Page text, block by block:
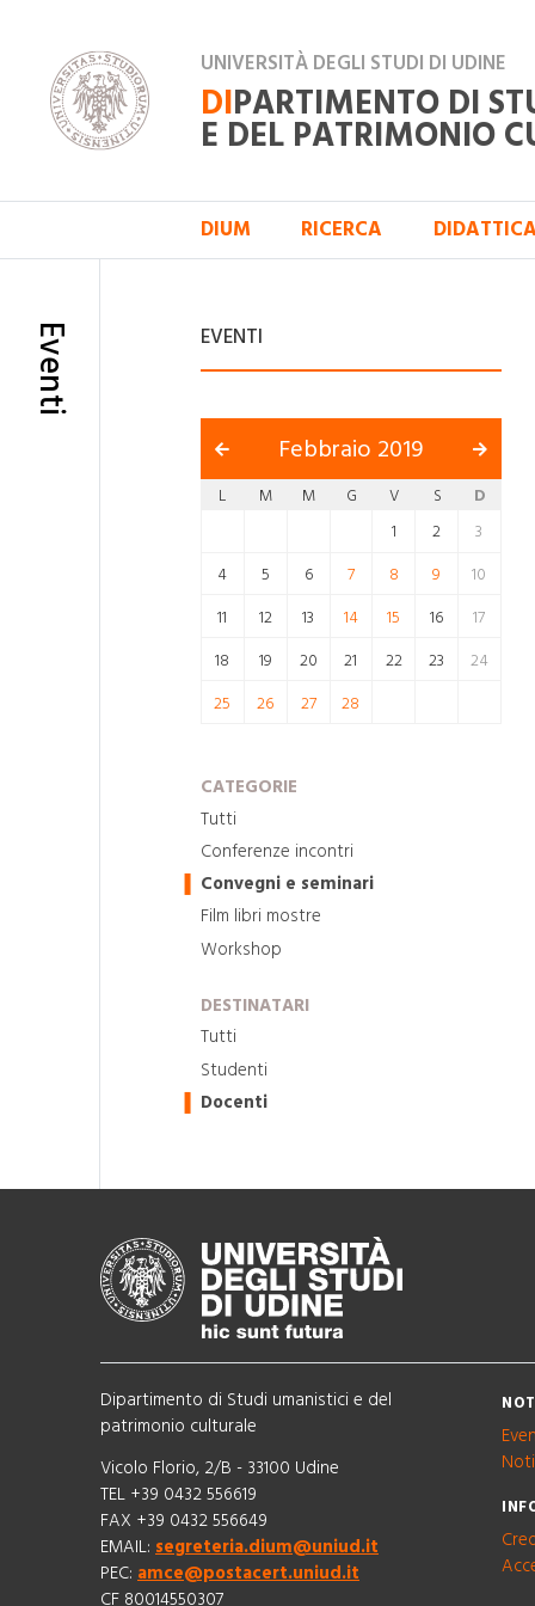
UNIVERSITÀ DEGLI STUDI DI UDINE
DIPARTIMENTO DI
E DEL PATRIMONIO
DIUM RICERCA DIDATTICA
Eventi EVENTI
Febbraio 2019
L M M G V S
D
1
2
3
4
5 6 7 8 9
10
11
12 13 14 15 16
17
18
19 20 21 22 23
24
25
26 27 28
CATEGORIE
Tutti
Conferenze incontri
Convegni e seminari
Film libri mostre
Workshop
DESTINATARI
Tutti
Studenti
Docenti
Dipartimento di Studi umanistici e del
patrimonio culturale
Vicolo Florio, 2/B - 33100 Udine
TEL +39 0432 556619
FAX +39 0432 556649
EMAIL: segreteria.dium@uniud.it
PEC: amce@postacert.uniud.it
CF 80014550307